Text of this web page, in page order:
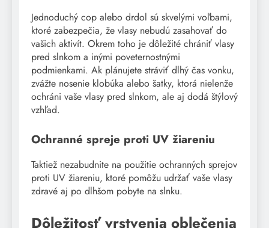
Jednoduchý cop alebo drdol sú skvelými voľbami,
ktoré zabezpečia, že vlasy nebudú zasahovať do
vašich aktivít. Okrem toho je dôležité chrániť vlasy
pred slnkom a inými poveternostnými
podmienkami. Ak plánujete stráviť dlhý čas vonku,
zvážte nosenie klobúka alebo šatky, ktorá nielenže
ochráni vaše vlasy pred slnkom, ale aj dodá štýlový
vzhľad.
Ochranné spreje proti UV žiareniu
Taktiež nezabudnite na použitie ochranných sprejov
proti UV žiareniu, ktoré pomôžu udržať vaše vlasy
zdravé aj po dlhšom pobyte na slnku.
Dôležitosť vrstvenia oblečenia